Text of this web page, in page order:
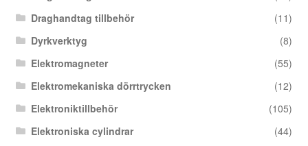
Draghandtag tillbehör
(11)
Dyrkverktyg
(8)
Elektromagneter
(55)
Elektromekaniska dörrtrycken
(12)
Elektroniktillbehör
(105)
Elektroniska cylindrar
(44)